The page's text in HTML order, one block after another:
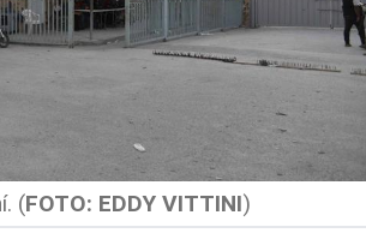
(FOTO: EDDY VITTINI)